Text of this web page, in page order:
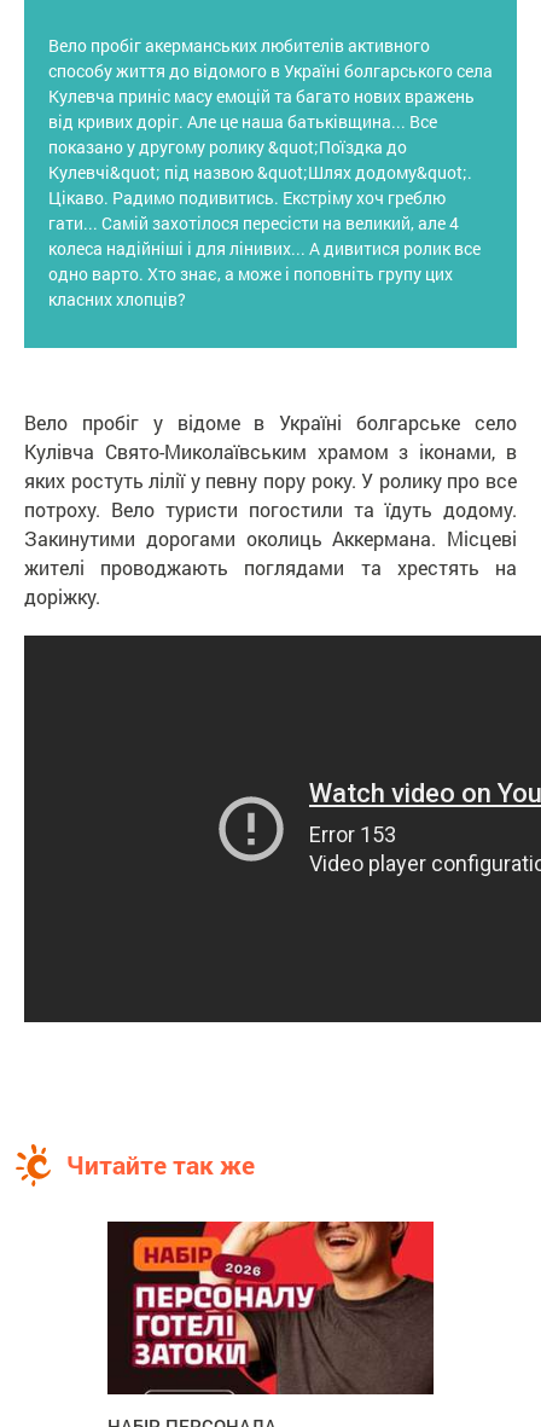
Вело пробіг акерманських любителів активного
способу життя до відомого в Україні болгарського села
Кулевча приніс масу емоцій та багато нових вражень
від кривих доріг. Але це наша батьківщина... Все
показано у другому ролику &quot;Поїздка до
Кулевчі&quot; під назвою &quot;Шлях додому&quot;.
Цікаво. Радимо подивитись. Екстріму хоч греблю
гати... Самій захотілося пересісти на великий, але 4
колеса надійніші і для лінивих... А дивитися ролик все
одно варто. Хто знає, а може і поповніть групу цих
класних хлопців?
Вело пробіг у відоме в Україні болгарське село
Кулівча Свято-Миколаївським храмом з іконами, в
яких ростуть лілії у певну пору року. У ролику про все
потроху. Вело туристи погостили та їдуть додому.
Закинутими дорогами околиць Аккермана. Місцеві
жителі проводжають поглядами та хрестять на
доріжку.
Читайте так же